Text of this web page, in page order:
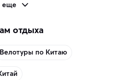
еще
отдыха
Велотуры по Китаю